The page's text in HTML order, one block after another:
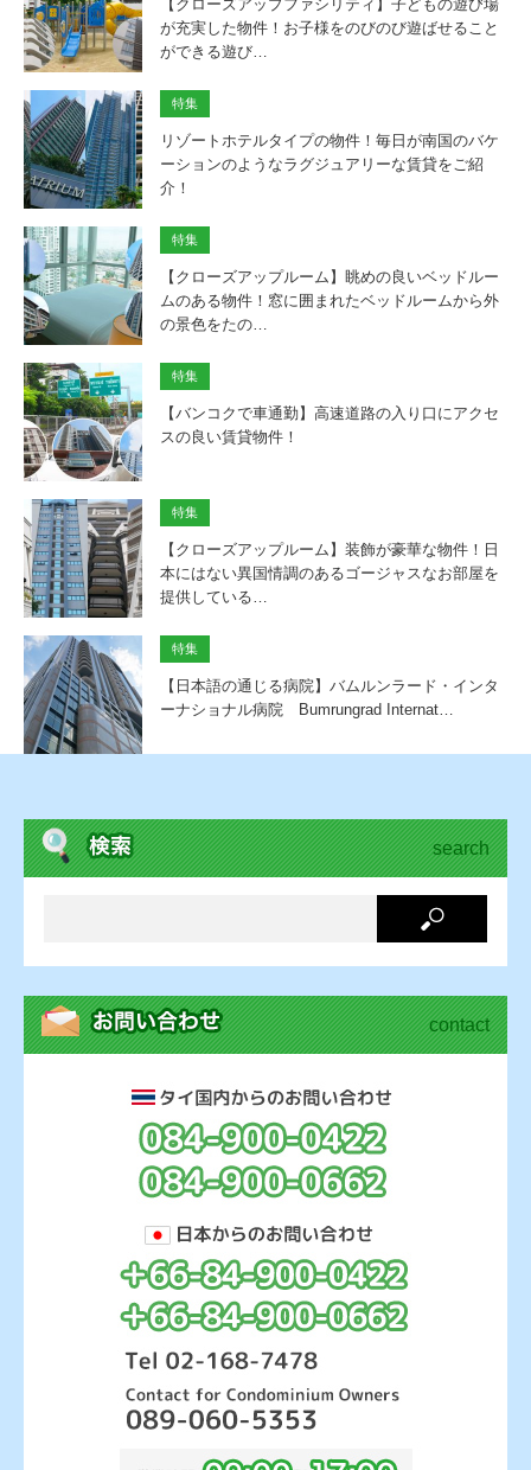
【クローズアップファシリティ】子どもの遊び場
が充実した物件！お子様をのびのび遊ばせること
ができる遊び…
特集
リゾートホテルタイプの物件！毎日が南国のバケ
ーションのようなラグジュアリーな賃貸をご紹
介！
特集
【クローズアップルーム】眺めの良いベッドルー
ムのある物件！窓に囲まれたベッドルームから外
の景色をたの…
特集
【バンコクで車通勤】高速道路の入り口にアクセ
スの良い賃貸物件！
特集
【クローズアップルーム】装飾が豪華な物件！日
本にはない異国情調のあるゴージャスなお部屋を
提供している…
特集
【日本語の通じる病院】バムルンラード・インタ
ーナショナル病院 Bumrungrad Internat…
search
contact